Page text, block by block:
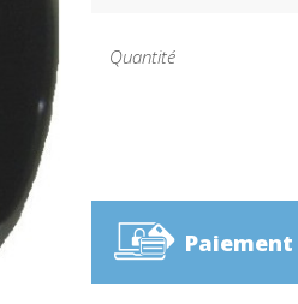
Quantité